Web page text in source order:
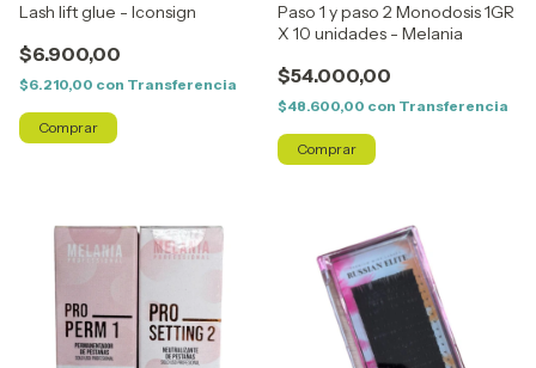
Lash lift glue - Iconsign
$6.900,00
$6.210,00 con Transferencia
Paso 1 y paso 2 Monodosis 1GR
X 10 unidades - Melania
$54.000,00
$48.600,00 con Transferencia